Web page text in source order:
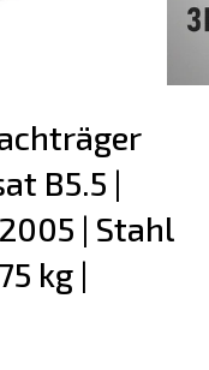
B5.5 |
| Stahl
kg |